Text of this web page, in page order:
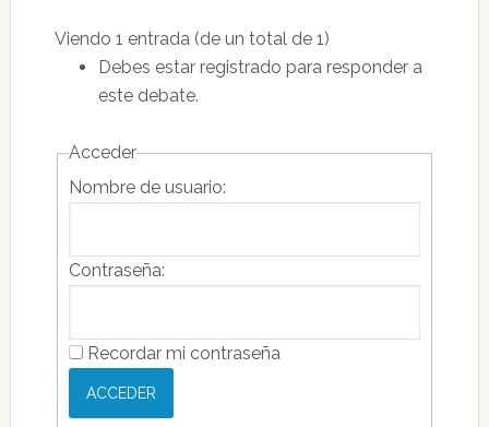
Viendo 1 entrada (de un total de 1)
Debes estar registrado para responder a
este debate.
Acceder
Nombre de usuario:
Contraseña:
Recordar mi contraseña
ACCEDER